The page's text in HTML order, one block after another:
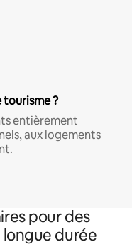
tourisme ?
entièrement
aux logements
pour des
durée